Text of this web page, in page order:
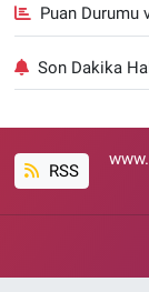
Puan Durumu
Son Dakika
RSS